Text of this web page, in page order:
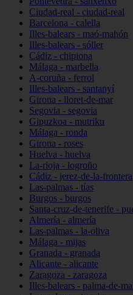
Ciudad-real - ciudad-real
Barcelona - calella
Illes-balears - maó-mahón
Illes-balears - sóller
Cádiz - chipiona
Málaga - marbella
A-coruña - ferrol
Illes-balears - santanyí
Girona - lloret-de-mar
Segovia - segovia
Gipuzkoa - mutriku
Málaga - ronda
Girona - roses
Huelva - huelva
La-rioja - logroño
Cádiz - jerez-de-la-frontera
Las-palmas - tías
Burgos - burgos
Santa-cruz-de-tenerife -
Almería - almería
Las-palmas - la-oliva
Málaga - mijas
Granada - granada
Alicante - alicante
Zaragoza - zaragoza
Illes-balears - palma-de-